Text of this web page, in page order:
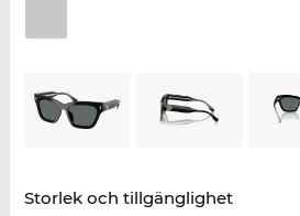
Storlek och tillgänglighet